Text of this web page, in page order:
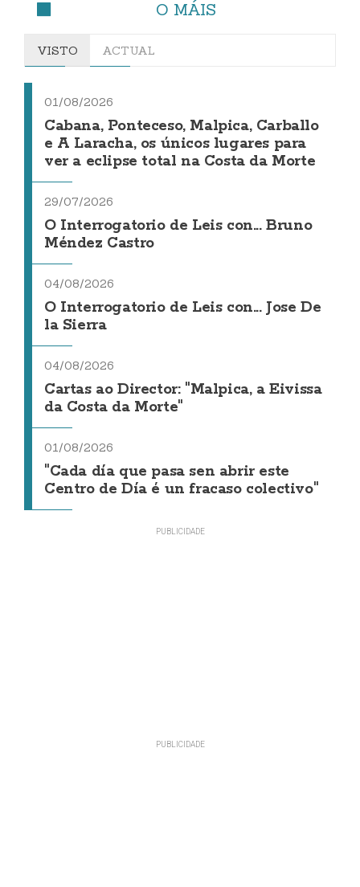
O MÁIS
VISTO ACTUAL
01/08/2026
Cabana, Ponteceso, Malpica, Carballo
e A Laracha, os únicos lugares para
ver a eclipse total na Costa da Morte
29/07/2026
O Interrogatorio de Leis con... Bruno
Méndez Castro
04/08/2026
O Interrogatorio de Leis con... Jose De
la Sierra
04/08/2026
Cartas ao Director: "Malpica, a Eivissa
da Costa da Morte"
01/08/2026
"Cada día que pasa sen abrir este
Centro de Día é un fracaso colectivo"